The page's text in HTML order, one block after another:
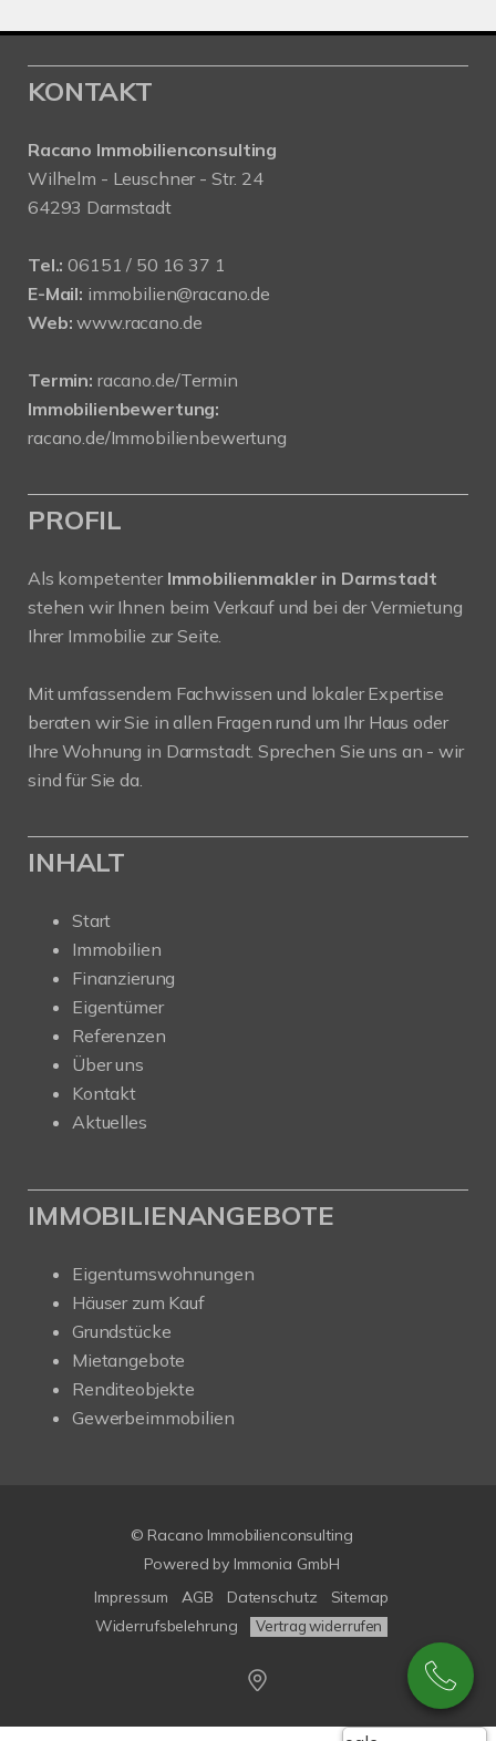
KONTAKT
Racano Immobilienconsulting
Wilhelm - Leuschner - Str. 24
64293 Darmstadt
Tel.: 06151 / 50 16 37 1
E-Mail: immobilien@racano.de
Web: www.racano.de
Termin: racano.de/Termin
Immobilienbewertung:
racano.de/Immobilienbewertung
PROFIL
Als kompetenter Immobilienmakler in Darmstadt
stehen wir Ihnen beim Verkauf und bei der Vermietung
Ihrer Immobilie zur Seite.
Mit umfassendem Fachwissen und lokaler Expertise
beraten wir Sie in allen Fragen rund um Ihr Haus oder
Ihre Wohnung in Darmstadt. Sprechen Sie uns an - wir
sind für Sie da.
INHALT
Start
Immobilien
Finanzierung
Eigentümer
Referenzen
Über uns
Kontakt
Aktuelles
IMMOBILIENANGEBOTE
Eigentumswohnungen
Häuser zum Kauf
Grundstücke
Mietangebote
Renditeobjekte
Gewerbeimmobilien
© Racano Immobilienconsulting
Powered by Immonia GmbH
Impressum
AGB Datenschutz
Sitemap
Widerrufsbelehrung
Vertrag widerrufen